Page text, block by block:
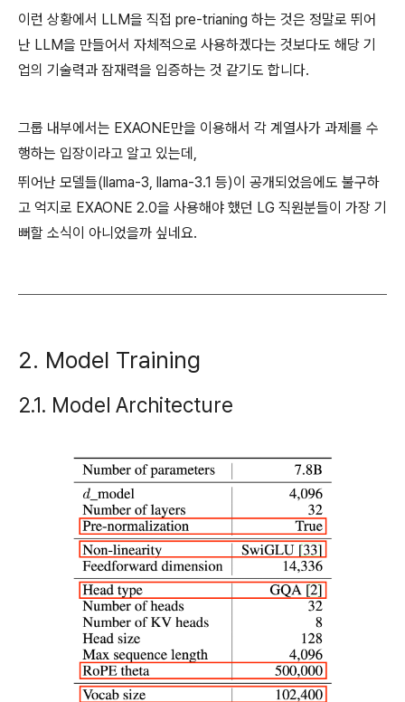
이런 상황에서 LLM을 직접 pre-trianing 하는 것은 정말로 뛰어
난 LLM을 만들어서 자체적으로 사용하겠다는 것보다도 해당 기
업의 기술력과 잠재력을 입증하는 것 같기도 합니다.
그룹 내부에서는 EXAONE만을 이용해서 각 계열사가 과제를 수
행하는 입장이라고 알고 있는데,
뛰어난 모델들(llama-3, llama-3.1 등)이 공개되었음에도 불구하
고 억지로 EXAONE 2.0을 사용해야 했던 LG 직원분들이 가장 기
뻐할 소식이 아니었을까 싶네요.
2. Model Training
2.1. Model Architecture